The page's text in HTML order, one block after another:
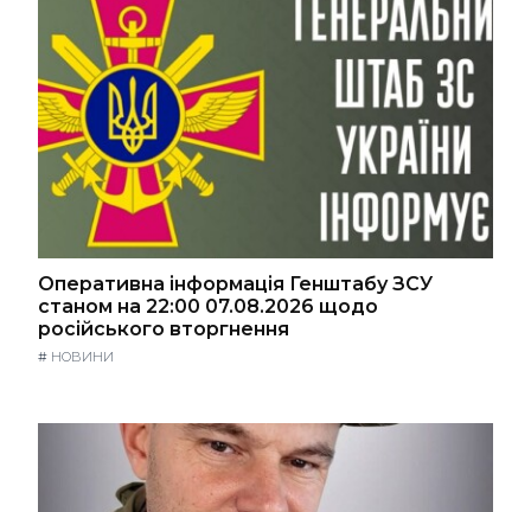
Оперативна інформація Генштабу ЗСУ
станом на 22:00 07.08.2026 щодо
російського вторгнення
# НОВИНИ